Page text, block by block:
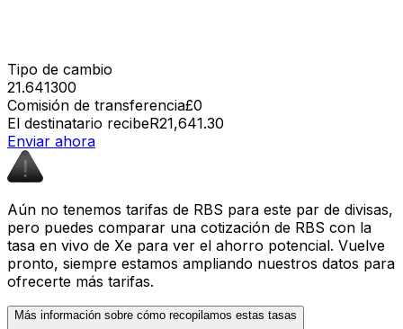
Tipo de cambio
21.641300
Comisión de transferencia£0
El destinatario recibeR21,641.30
Enviar ahora
Aún no tenemos tarifas de RBS para este par de divisas,
pero puedes comparar una cotización de RBS con la
tasa en vivo de Xe para ver el ahorro potencial. Vuelve
pronto, siempre estamos ampliando nuestros datos para
ofrecerte más tarifas.
Más información sobre cómo recopilamos estas tasas